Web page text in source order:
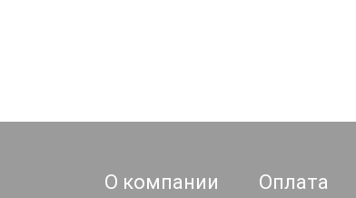
О компании Оплата